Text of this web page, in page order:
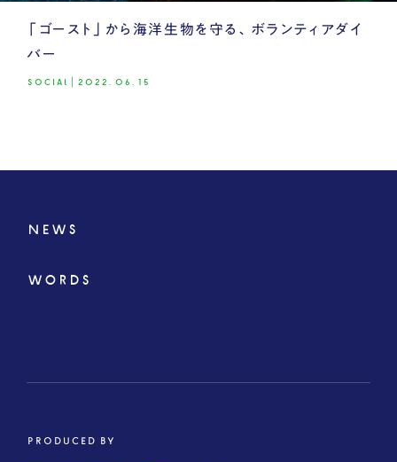
「ゴースト」から海洋生物を守る、ボランティアダイ
バー
SOCIAL 2022.06.15
NEWS
WORDS
PRODUCED BY